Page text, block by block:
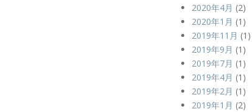
2020年4月 (2)
2020年1月 (1)
2019年11月 (1)
2019年9月 (1)
2019年7月 (1)
2019年4月 (1)
2019年2月 (1)
2019年1月 (2)